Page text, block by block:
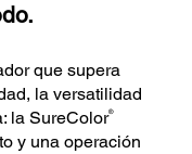
que supera
la versatilidad
la SureColor®
y una operación